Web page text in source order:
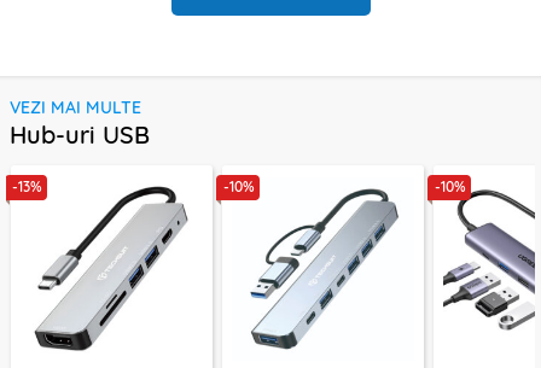
VEZI MAI MULTE
Hub-uri USB
-13% -10% -10%